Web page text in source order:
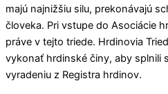
majú najnižšiu silu, prekonávajú
človeka. Pri vstupe do Asociácie
práve v tejto triede. Hrdinovia
vykonať hrdinské činy, aby splnili
vyradeniu z Registra hrdinov.